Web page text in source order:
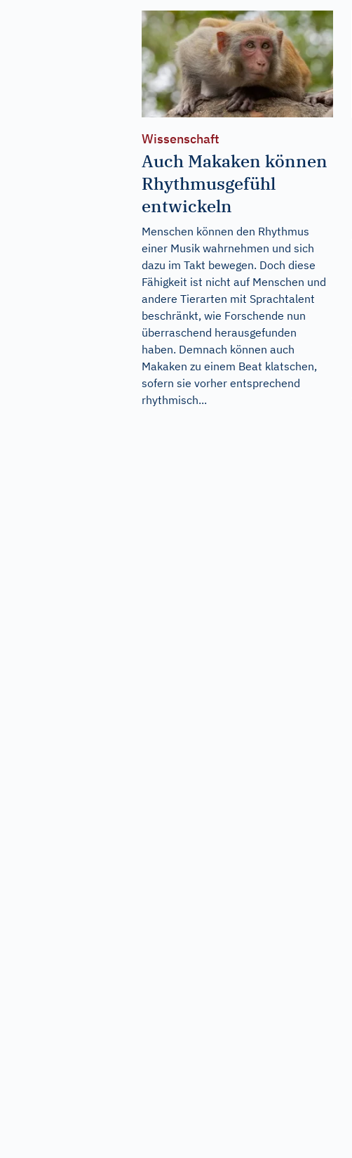
Wissenschaft
Auch Makaken können
Rhythmusgefühl
entwickeln
Menschen können den Rhythmus
einer Musik wahrnehmen und sich
dazu im Takt bewegen. Doch diese
Fähigkeit ist nicht auf Menschen und
andere Tierarten mit Sprachtalent
beschränkt, wie Forschende nun
überraschend herausgefunden
haben. Demnach können auch
Makaken zu einem Beat klatschen,
sofern sie vorher entsprechend
rhythmisch...